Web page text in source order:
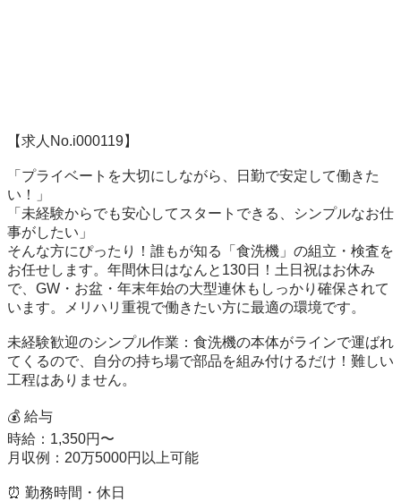
【求人No.i000119】
「プライベートを大切にしながら、日勤で安定して働きた
い！」
「未経験からでも安心してスタートできる、シンプルなお仕
事がしたい」
そんな方にぴったり！誰もが知る「食洗機」の組立・検査を
お任せします。年間休日はなんと130日！土日祝はお休み
で、GW・お盆・年末年始の大型連休もしっかり確保されて
います。メリハリ重視で働きたい方に最適の環境です。
未経験歓迎のシンプル作業：食洗機の本体がラインで運ばれ
てくるので、自分の持ち場で部品を組み付けるだけ！難しい
工程はありません。
💰 給与
時給：1,350円〜
月収例：20万5000円以上可能
⏰ 勤務時間・休日